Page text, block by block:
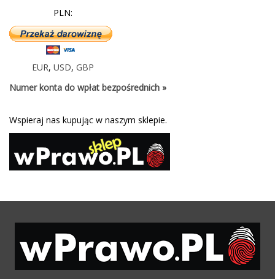
PLN:
EUR, USD, GBP
Numer konta do wpłat bezpośrednich »
Wspieraj nas kupując w naszym sklepie.